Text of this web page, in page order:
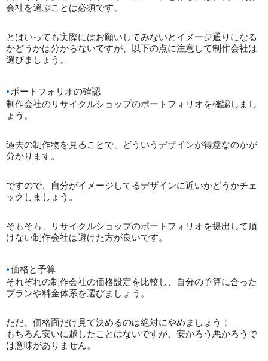
会社を選ぶことは必須です。
とはいっても実際にはお願いしてみないとイメージ通りになる
かどうかは分からないですが、以下の点に注意して制作会社は
選びましょう。
ポートフォリオの確認
制作会社のリサイクルショップのポートフォリオを確認しまし
ょう。
過去の制作物を見ることで、どういうデザインが得意なのかが
分かります。
ですので、自分がイメージしてるデザインに近いかどうかチェ
ックしましょう。
そもそも、リサイクルショップのポートフォリオを提出して頂
けない制作会社は避けた方が良いです。
価格と予算
それぞれの制作会社の価格設定を比較し、自分の予算に合った
プランや料金体系を選びましょう。
ただ、価格面だけ見て決めるのは絶対にやめましょう！
もちろん安いに越したことはないですが、安かろう悪かろうで
は意味がありません。